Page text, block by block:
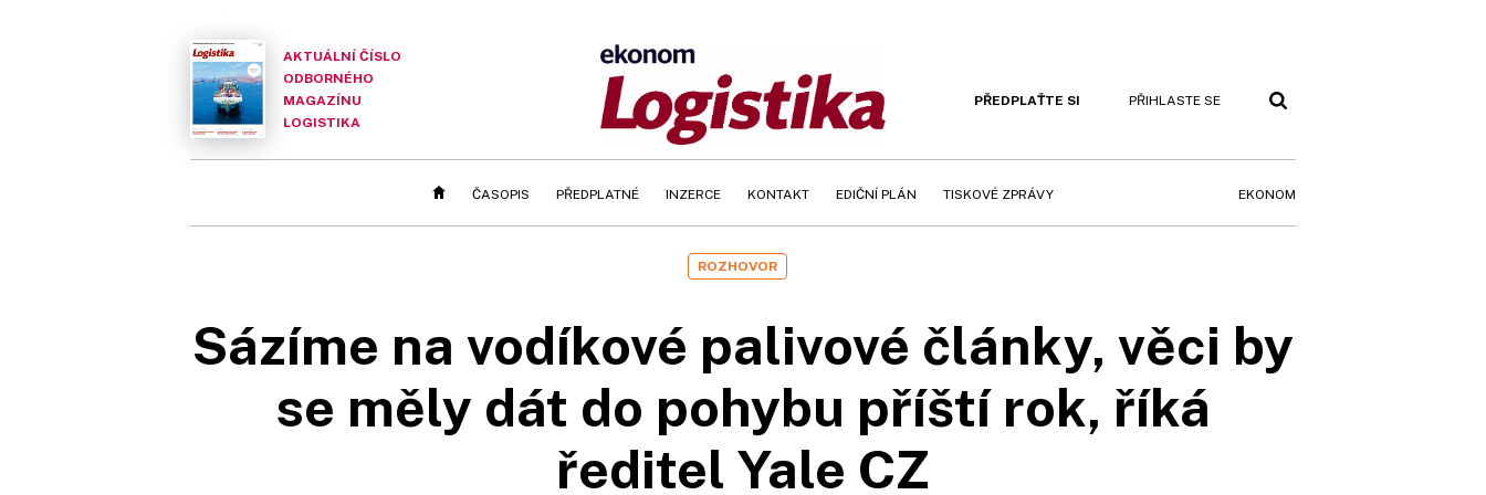
AKTUÁLNÍ ČÍSLO
ODBORNÉHO
MAGAZÍNU
LOGISTIKA
PŘEDPLAŤTE SI PŘIHLASTE SE
ČASOPIS PŘEDPLATNÉ INZERCE KONTAKT EDIČNÍ PLÁN TISKOVÉ ZPRÁVY EKONOM
ROZHOVOR
Sázíme na vodíkové palivové články, věci by
se měly dát do pohybu příští rok, říká
ředitel Yale CZ